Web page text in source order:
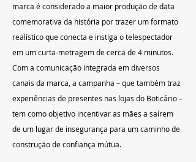
marca é considerado a maior produção de data
comemorativa da história por trazer um formato
realístico que conecta e instiga o telespectador
em um curta-metragem de cerca de 4 minutos.
Com a comunicação integrada em diversos
canais da marca, a campanha – que também traz
experiências de presentes nas lojas do Boticário –
tem como objetivo incentivar as mães a saírem
de um lugar de insegurança para um caminho de
construção de confiança mútua.